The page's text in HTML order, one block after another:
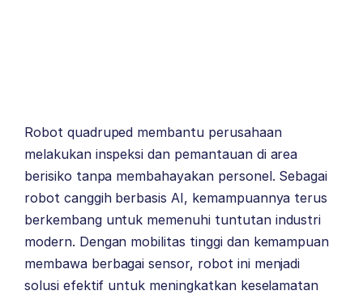
Robot quadruped membantu perusahaan
melakukan inspeksi dan pemantauan di area
berisiko tanpa membahayakan personel. Sebagai
robot canggih berbasis AI, kemampuannya terus
berkembang untuk memenuhi tuntutan industri
modern. Dengan mobilitas tinggi dan kemampuan
membawa berbagai sensor, robot ini menjadi
solusi efektif untuk meningkatkan keselamatan